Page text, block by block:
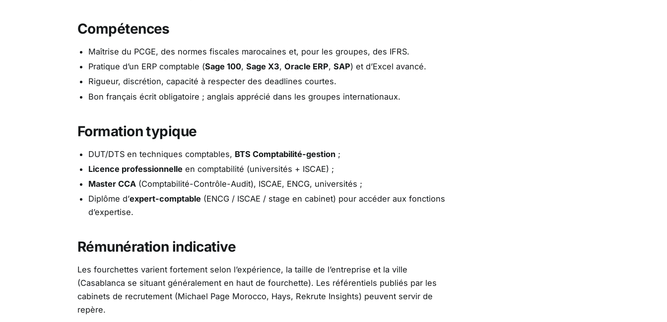
Compétences
Maîtrise du PCGE, des normes fiscales marocaines et, pour les groupes, des IFRS.
Pratique d’un ERP comptable (Sage 100, Sage X3, Oracle ERP, SAP) et d’Excel avancé.
Rigueur, discrétion, capacité à respecter des deadlines courtes.
Bon français écrit obligatoire ; anglais apprécié dans les groupes internationaux.
Formation typique
DUT/DTS en techniques comptables, BTS Comptabilité-gestion;
Licence professionnelle en comptabilité (universités + ISCAE) ;
Master CCA(Comptabilité-Contrôle-Audit), ISCAE, ENCG, universités ;
Diplôme d’expert-comptable (ENCG / ISCAE / stage en cabinet) pour accéder aux fonctions
d’expertise.
Rémunération indicative
Les fourchettes varient fortement selon l’expérience, la taille de l’entreprise et la ville
(Casablanca se situant généralement en haut de fourchette). Les référentiels publiés par les
cabinets de recrutement (Michael Page Morocco, Hays, Rekrute Insights) peuvent servir de
repère.